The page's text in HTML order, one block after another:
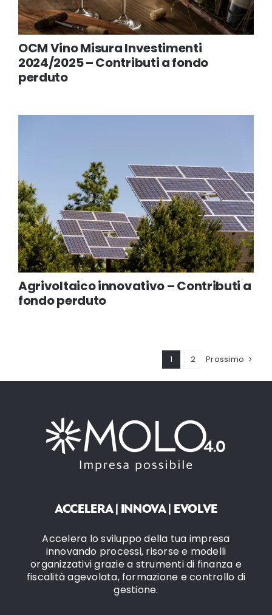
OCM Vino Misura Investimenti
2024/2025 – Contributi a fondo
perduto
Agrivoltaico innovativo – Contributi a
fondo perduto
1 2 Prossimo
ACCELERA | INNOVA | EVOLVE
Accelera lo sviluppo della tua impresa
innovando processi, risorse e modelli
organizzativi grazie a strumenti di finanza e
fiscalità agevolata, formazione e controllo di
gestione.